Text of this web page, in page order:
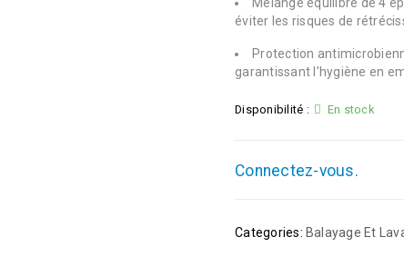
éviter les risques de
Protection
garantissant l’hygiène en
Disponibilité : En stock
Connectez-vous.
Categories: Balayage Et